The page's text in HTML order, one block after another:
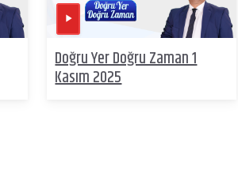
Doğru Yer Doğru Zaman 1
Kasım 2025